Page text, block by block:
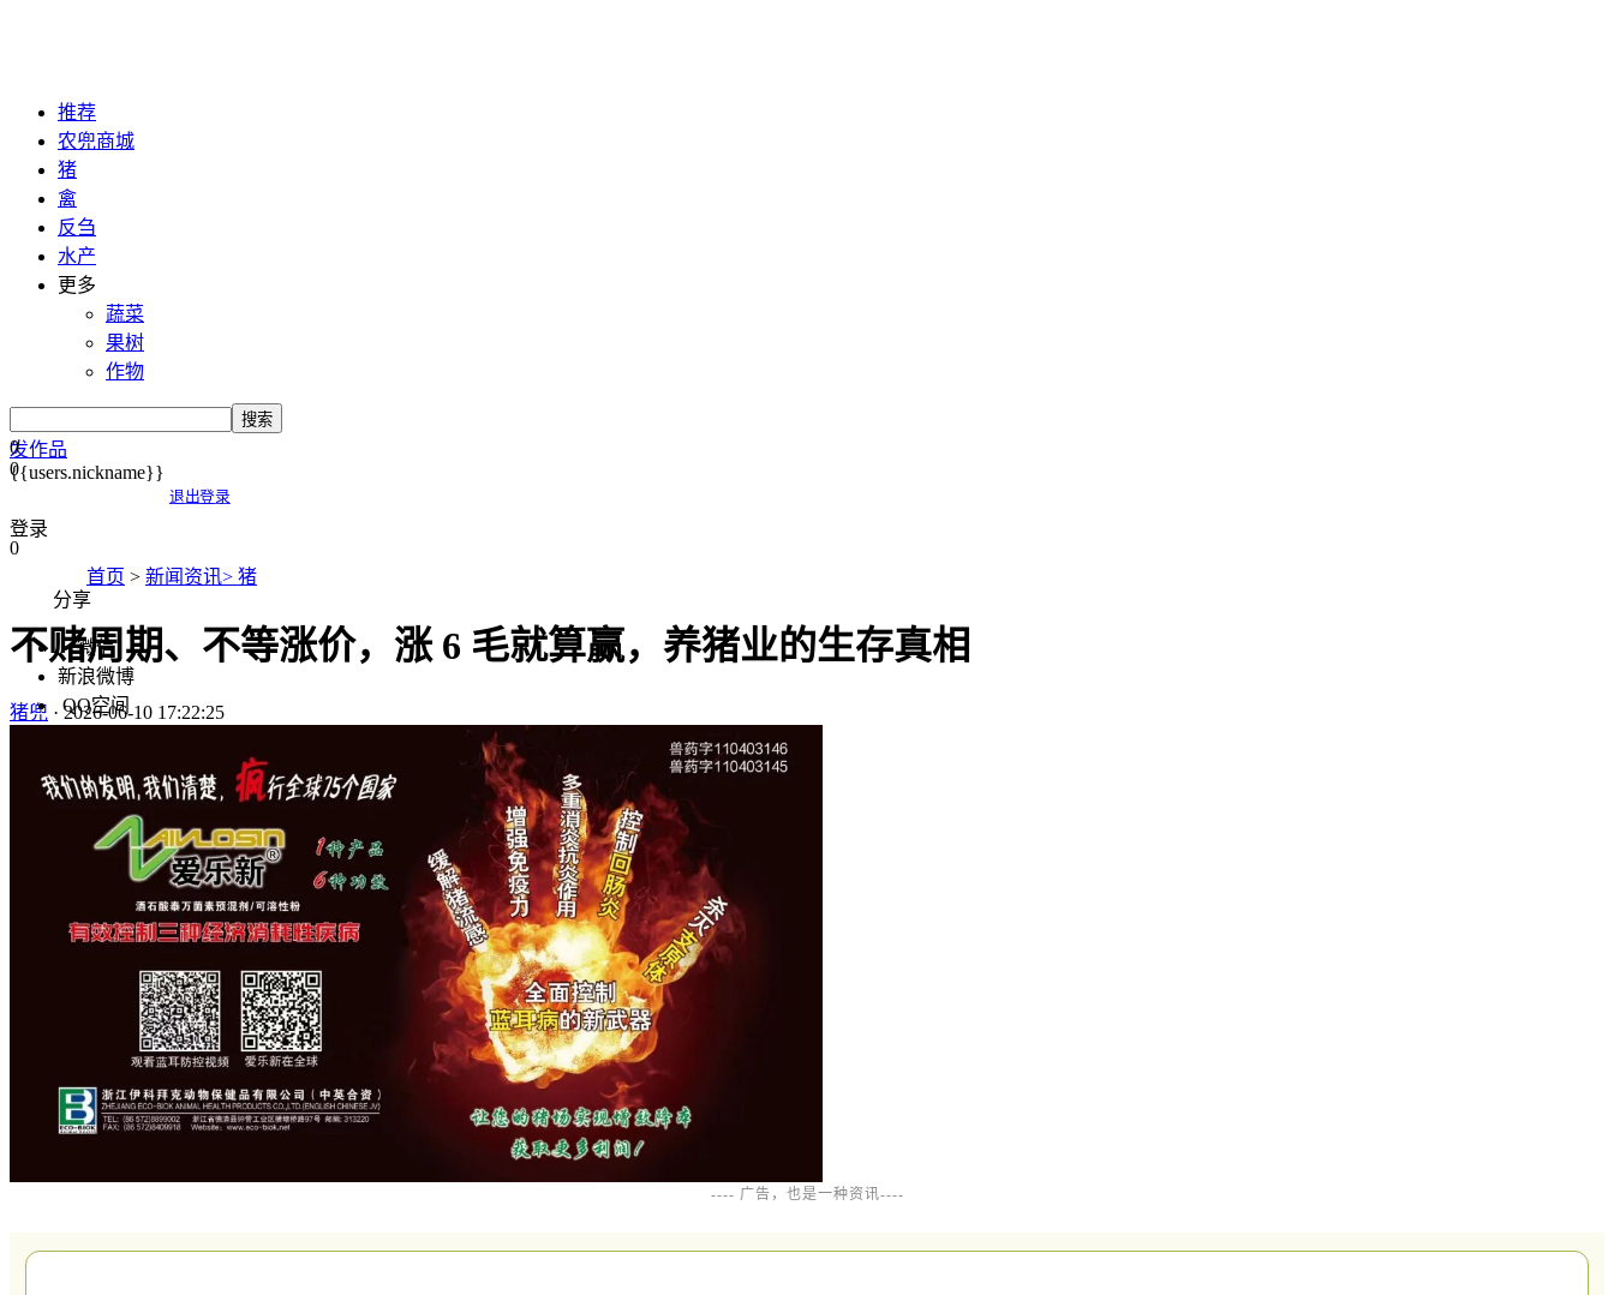
推荐
农兜商城
猪
禽
反刍
水产
更多
蔬菜
果树
作物
搜索
发作品
{{users.nickname}}
退出登录
登录
首页 > 新闻资讯> 猪
0
0
0
分享
微信
新浪微博
QQ空间
不赌周期、不等涨价，涨 6 毛就算赢，养猪业的生存真相
猪兜 · 2026-06-10 17:22:25
---- 广告 ，也是一种资讯----